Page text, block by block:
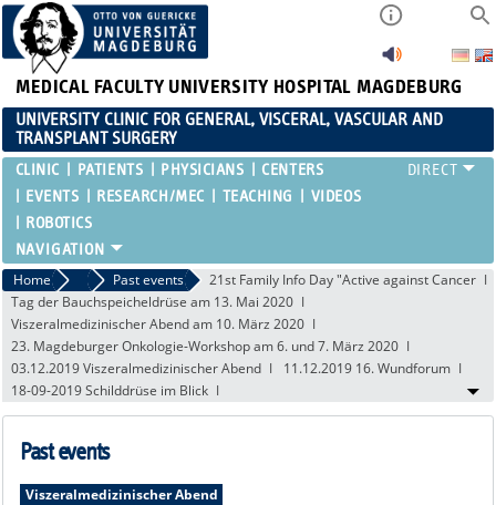
MEDICAL FACULTY UNIVERSITY HOSPITAL MAGDEBURG
UNIVERSITY CLINIC FOR GENERAL, VISCERAL, VASCULAR AND
TRANSPLANT SURGERY
CLINIC PATIENTS PHYSICIANS
CENTERS
EVENTS
RESEARCH/MEC TEACHING
VIDEOS
ROBOTICS
Home EventsPast events
21st Family Info Day "Active against Cancer
Tag der Bauchspeicheldrüse am 13. Mai 2020
Viszeralmedizinischer Abend am 10. März 2020
23. Magdeburger Onkologie-Workshop am 6. und 7. März 2020
03.12.2019 Viszeralmedizinischer Abend
11.12.2019 16. Wundforum
18-09-2019 Schilddrüse im Blick
Past events
Viszeralmedizinischer Abend